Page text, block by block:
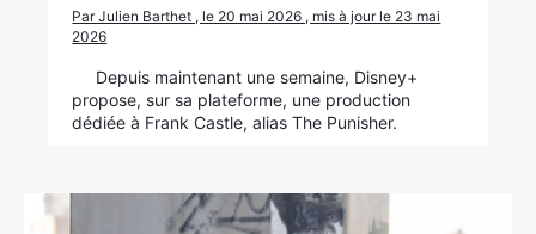
Par Julien Barthet , le 20 mai 2026 , mis à jour le 23 mai
2026
Depuis maintenant une semaine, Disney+
propose, sur sa plateforme, une production
dédiée à Frank Castle, alias The Punisher.